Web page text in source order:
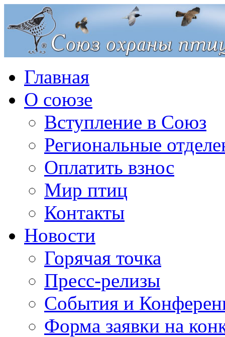
Главная
О союзе
Вступление в Союз
Региональные
Оплатить взнос
Мир птиц
Контакты
Новости
Горячая точка
Пресс-релизы
События и
Форма заявки на